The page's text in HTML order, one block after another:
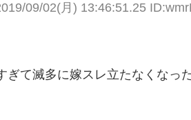
09/02(月) 13:46:51.25
ぎて滅多に嫁スレ立たなくなっ